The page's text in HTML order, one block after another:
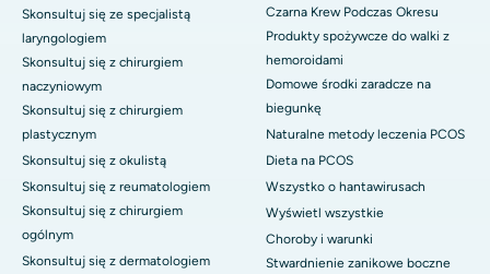
Skonsultuj się ze specjalistą
laryngologiem
Skonsultuj się z chirurgiem
naczyniowym
Skonsultuj się z chirurgiem
plastycznym
Skonsultuj się z okulistą
Skonsultuj się z reumatologiem
Skonsultuj się z chirurgiem
ogólnym
Skonsultuj się z dermatologiem
Czarna Krew Podczas Okresu
Produkty spożywcze do walki z
hemoroidami
Domowe środki zaradcze na
biegunkę
Naturalne metody leczenia PCOS
Dieta na PCOS
Wszystko o hantawirusach
Wyświetl wszystkie
Choroby i warunki
Stwardnienie zanikowe boczne